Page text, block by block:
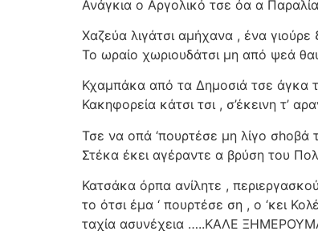
Ανάγκια ο Αργολικό τσε όα α
Χαζεύα λιγάτσι αμήχανα , ένα γιούρε
Το ωραίο χωριουδάτσι μη από ψεά
Κχαμπάκα από τα Δημοσιά τσε άγκα
Κακηφορεία κάτσι τσι , σ’έκεινη τ’
Τσε να οπά ‘πουρτέσε μη λίγο σhοβά
Στέκα έκει αγέραντε α βρύση του
Κατσάκα όρπα ανίλητε ,
το ότσι έμα ‘ πουρτέσε ση , ο ‘κει
ταχία ασυνέχεια …..ΚΑΛΕ